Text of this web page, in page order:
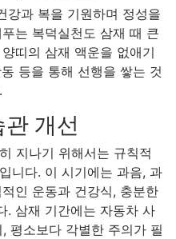
강과 복을 기원하며 정성을
는 복덕실천도 삼재 때 큰
띠의 삼재 액운을 없애기
등을 통해 선행을 쌓는 것
개선
지나기 위해서는 규칙적
니다. 이 시기에는 과음, 과
인 운동과 건강식, 충분한
. 삼재 기간에는 자동차 사
평소보다 각별한 주의가 필